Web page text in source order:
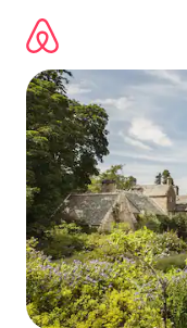
directement
contenu